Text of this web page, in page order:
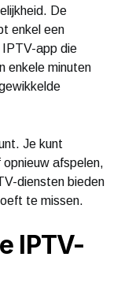
De
enkel een
IPTV-app die
enkele minuten
Je kunt
opnieuw afspelen,
diensten bieden
te missen.
IPTV-